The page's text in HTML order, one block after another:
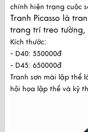
chính hiện trạng cuộc
Tranh Picasso là
trang trí treo tường,
Kích thước:
- D40: 550000đ
- D45: 650000đ
Tranh sơn mài lập thể
hội họa lập thể và kỹ